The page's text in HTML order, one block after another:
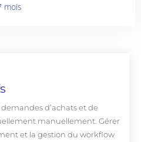
mois
d’achats et de
manuellement. Gérer
et la gestion du workflow